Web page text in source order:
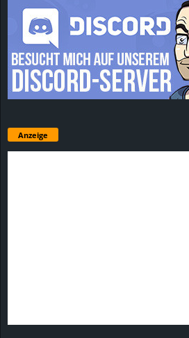
Anzeige